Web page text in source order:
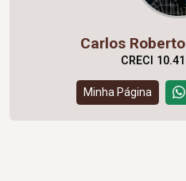
Carlos
CRECI
Minha Página